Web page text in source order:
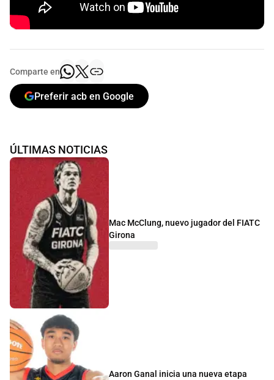
Comparte en
Preferir acb en Google
ÚLTIMAS NOTICIAS
Mac McClung, nuevo jugador del FIATC
Girona
Aaron Ganal inicia una nueva etapa